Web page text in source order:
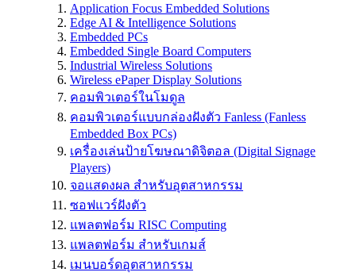
Application Focus Embedded Solutions
Edge AI & Intelligence Solutions
Embedded PCs
Embedded Single Board Computers
Industrial Wireless Solutions
Wireless ePaper Display Solutions
คอมพิวเตอร์ในโมดูล
คอมพิวเตอร์แบบกล่องฝังตัว Fanless (Fanless
Embedded Box PCs)
เครื่องเล่นป้ายโฆษณาดิจิตอล (Digital Signage
Players)
จอแสดงผล สำหรับอุตสาหกรรม
ซอฟแวร์ฝังตัว
แพลตฟอร์ม RISC Computing
แพลตฟอร์ม สำหรับเกมส์
เมนบอร์ดอุตสาหกรรม